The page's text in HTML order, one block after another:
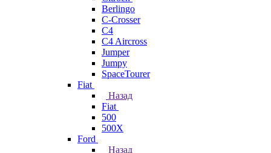
Berlingo
C-Crosser
C4
C4 Aircross
Jumper
Jumpy
SpaceTourer
Fiat
Назад
Fiat
500
500X
Ford
Назад